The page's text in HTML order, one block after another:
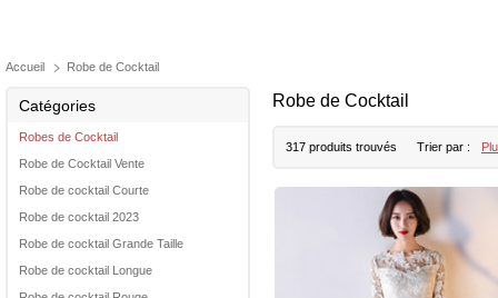
Accueil Robe de Cocktail
Catégories
Robes de Cocktail
Robe de Cocktail Vente
Robe de cocktail Courte
Robe de cocktail 2023
Robe de cocktail Grande Taille
Robe de cocktail Longue
Robe de Cocktail
317 produits trouvés Trier par :